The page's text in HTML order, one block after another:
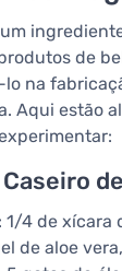
de
na
Aqui estão
: 1/4 de xícara
de aloe